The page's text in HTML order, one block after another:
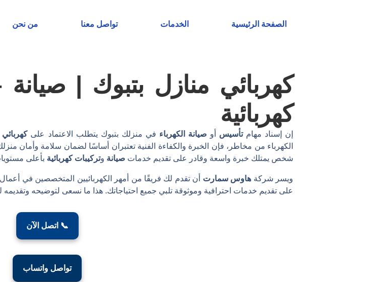
الصفحة الرئيسية الخدمات تواصل معنا من نحن
كهربائي منازل بتبوك |
كهربائية
إن إسناد مهامتأسيس أو صيانة الكهرباء في منزلك بتبوك يتطلب الاعتماد على
الكهرباء من مخاطر، فإن الخبرة والكفاءة الفنية تعتبران أساسًا لضمان سلامة وأمان
شخص يمتلك خبرة واسعة وقادر على تقديم خدمات صيانة وتركيبات كهربائية بأعلى
ويسر شركة هاوس سمارت أن تقدم لك فريقًا من أمهر الكهربائيين المتخصصين في
على تقديم خدمات احترافية وموثوقة تلبي جميع احتياجاتك. هذا ما نسعى لتوضيحه
📞 اتصل الآن
تواصل واتساب